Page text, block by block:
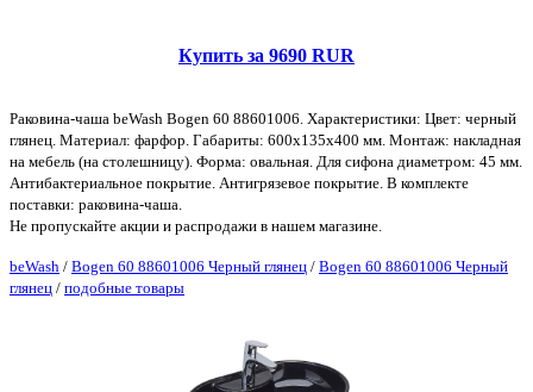
Купить за 9690 RUR
Раковина-чаша beWash Bogen 60 88601006. Характеристики: Цвет: черный
глянец. Материал: фарфор. Габариты: 600х135х400 мм. Монтаж: накладная
на мебель (на столешницу). Форма: овальная. Для сифона диаметром: 45 мм.
Антибактериальное покрытие. Антигрязевое покрытие. В комплекте
поставки: раковина-чаша.
Не пропускайте акции и распродажи в нашем магазине.
beWash / Bogen 60 88601006 Черный глянец / Bogen 60 88601006 Черный
глянец / подобные товары